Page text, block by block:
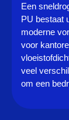
Een
PU bestaat
moderne
voor
veel
om een